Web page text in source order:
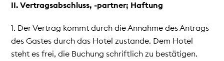
II. Vertragsabschluss, -partner; Haftung
1. Der Vertrag kommt durch die Annahme des Antrags
des Gastes durch das Hotel zustande. Dem Hotel
steht es frei, die Buchung schriftlich zu bestätigen.